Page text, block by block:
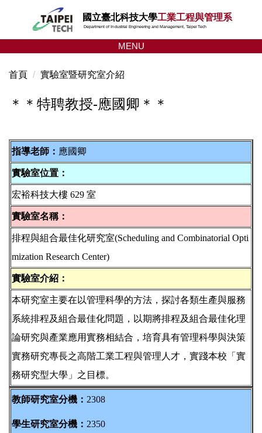
主
要
容
國立臺北科技大學工業工程與管理系
Department of Industrial Engineering and Management, Taipei Tech
MENU
首頁 實驗室暨研究室介紹
＊＊特聘教授-應國卿＊＊
指導老師： 應國卿
實驗室位置：
宏裕科技大樓 629 室
實驗室名稱：
排程與組合最佳化研究室(Scheduling and Combinatorial Opti
mization Research Center)
實驗室介紹：
本研究室主要在以管理科學的方法，探討各類生產與服務
系統排程及組合最佳化問題，以期將排程及組合最佳化理
論研究與產業應用實務相結合，培育具有管理科學與決策
實務研究專長之高階工業工程與管理人才，實踐本校「實
務研究型大學」之目標。
教師研究室分機： 2308
學生研究室分機： 2350